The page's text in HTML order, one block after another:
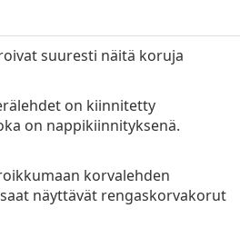
suuresti näitä koruja
on kiinnitetty
on nappikiinnityksenä.
korvalehden
näyttävät rengaskorvakorut